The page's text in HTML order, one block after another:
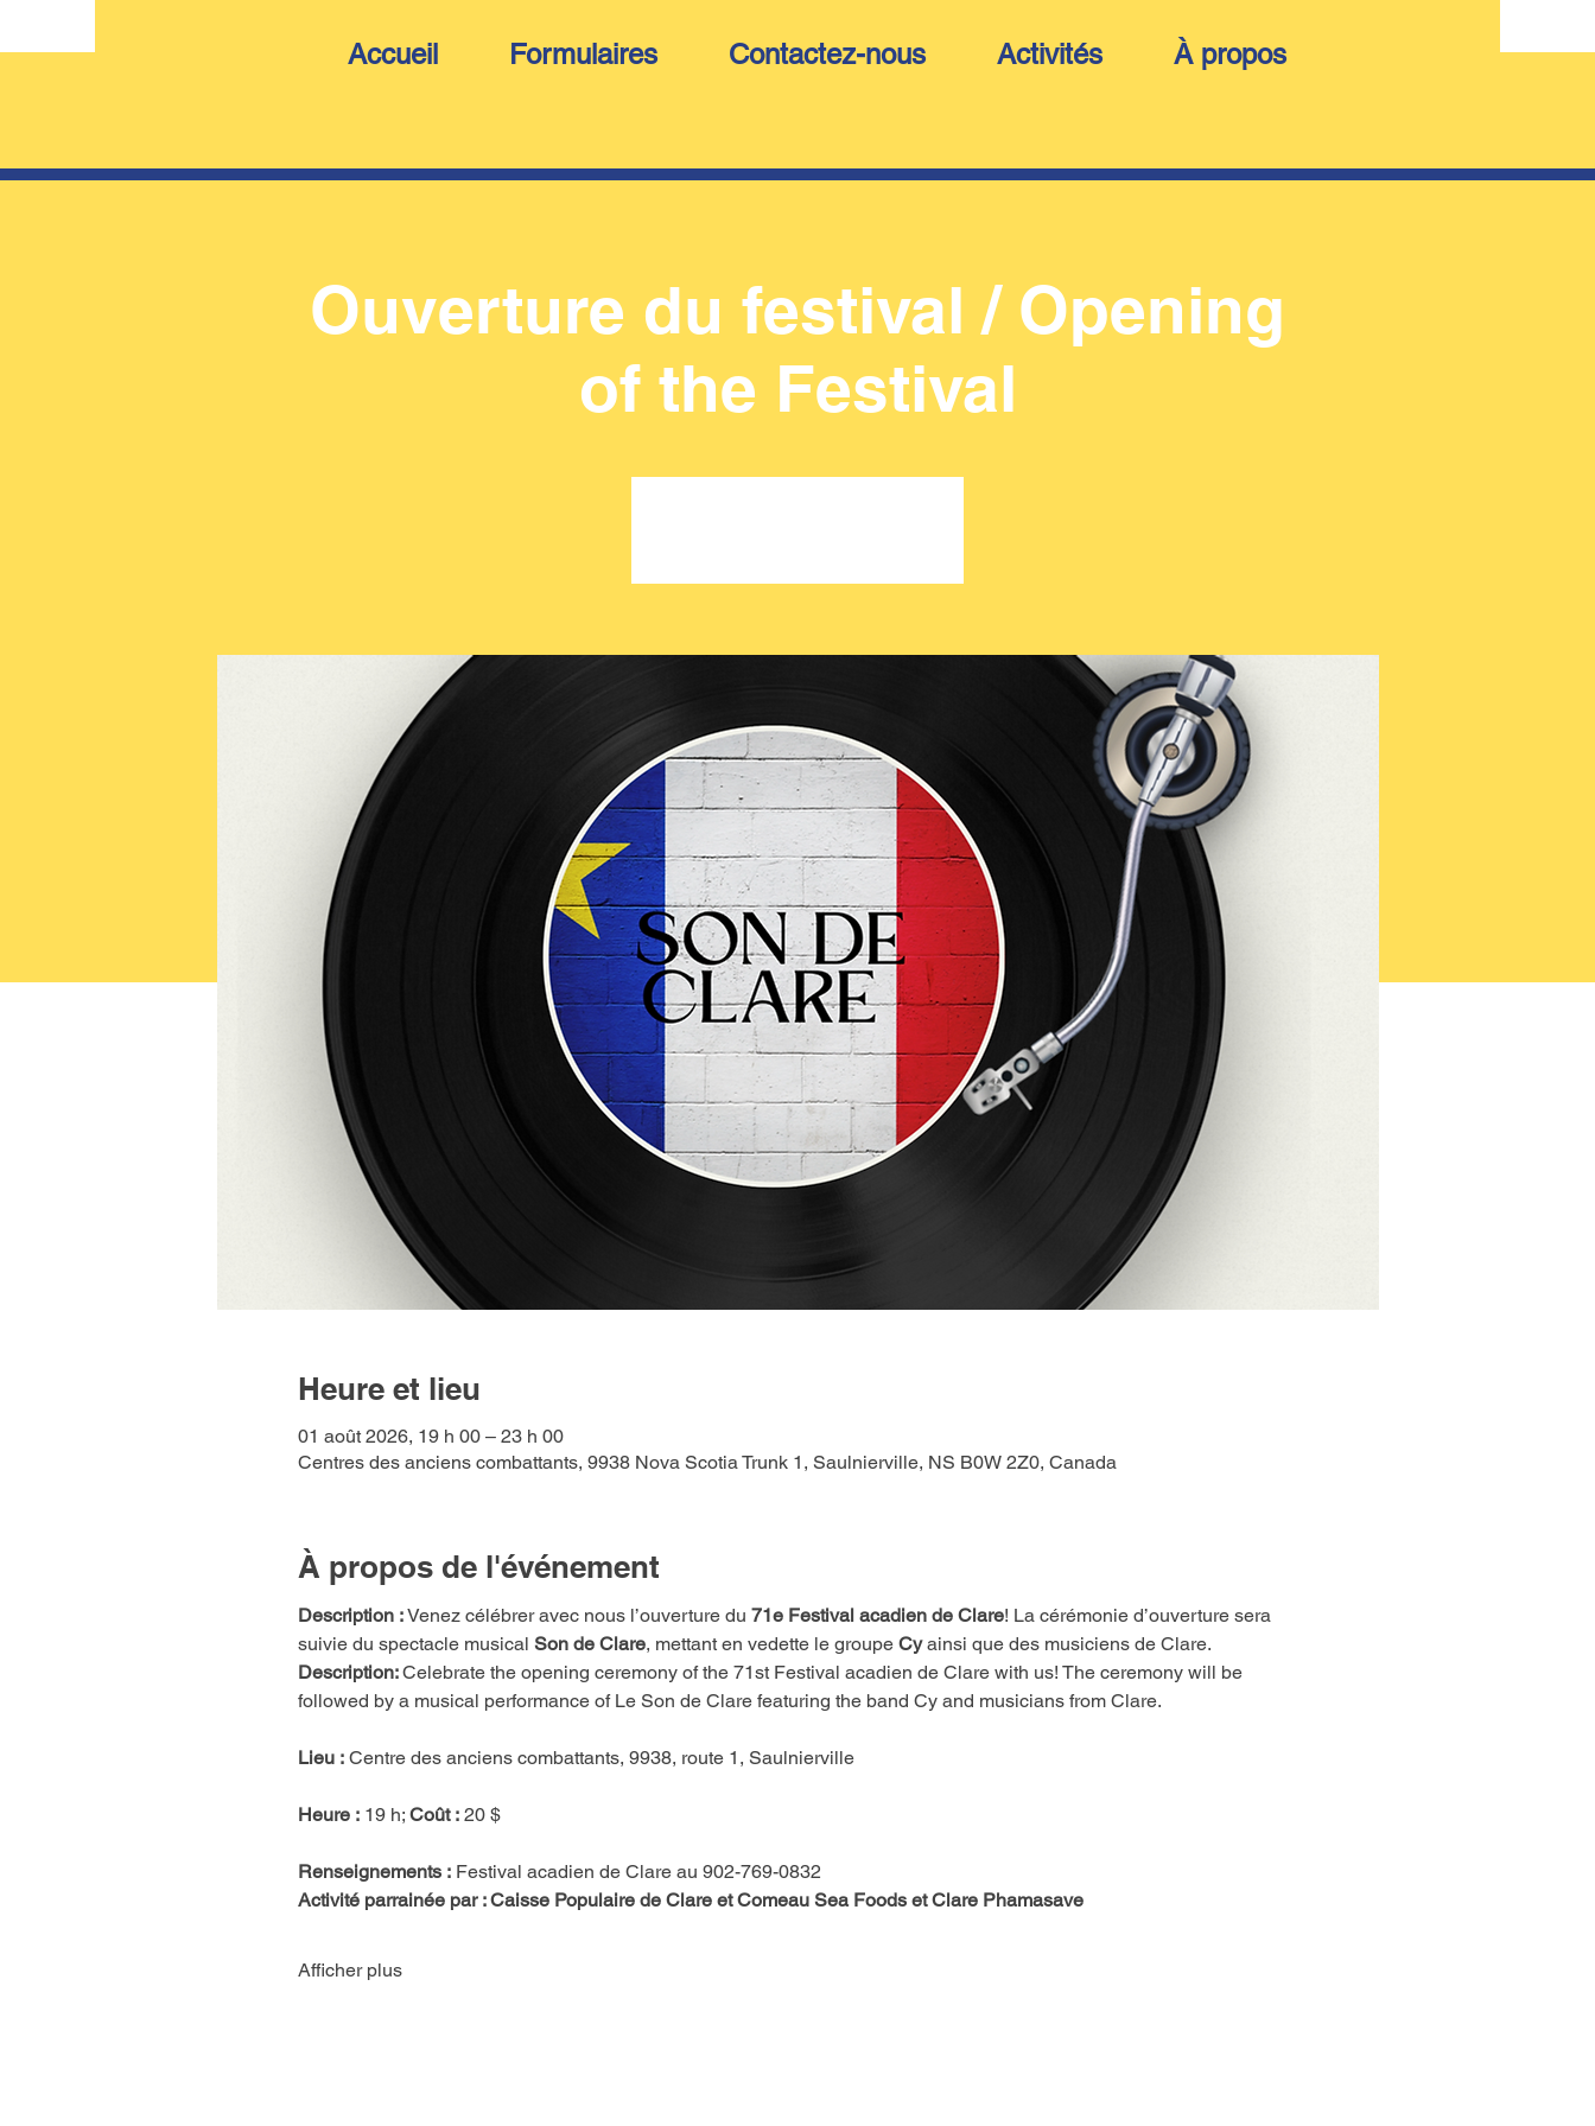
Accueil Formulaires Contactez-nous Activités À propos
Ouverture du festival / Opening
of the Festival
Heure et lieu
01 août 2026, 19 h 00 – 23 h 00
Centres des anciens combattants, 9938 Nova Scotia Trunk 1, Saulnierville, NS B0W 2Z0, Canada
À propos de l'événement
Description : Venez célébrer avec nous l’ouverture du 71e Festival acadien de Clare! La cérémonie d’ouverture sera
suivie du spectacle musical Son de Clare, mettant en vedette le groupe Cy ainsi que des musiciens de Clare.
Description: Celebrate the opening ceremony of the 71st Festival acadien de Clare with us! The ceremony will be
followed by a musical performance of Le Son de Clare featuring the band Cy and musicians from Clare.
Lieu : Centre des anciens combattants, 9938, route 1, Saulnierville
Heure : 19 h; Coût : 20 $
Renseignements : Festival acadien de Clare au 902-769-0832
Activité parrainée par : Caisse Populaire de Clare et Comeau Sea Foods et Clare Phamasave
Afficher plus